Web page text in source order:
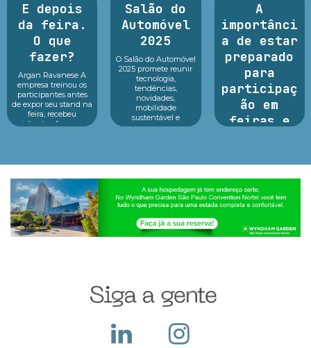
E depois
da feira.
O que
fazer?
Argan Ravanese A
empresa treinou os
participantes antes
de expor seu stand na
feira, recebeu
visitantes, fez o seu
Salão do
Automóvel
2025
O Salão do Automóvel
2025 promete reunir
tecnologia,
tendências,
novidades,
mobilidade
sustentável e
inovação em um só
A
importânci
a de estar
preparado
para
participaç
ão em
feiras e
Sabemos que
exige um alto
investimento pois
construir seu sta...